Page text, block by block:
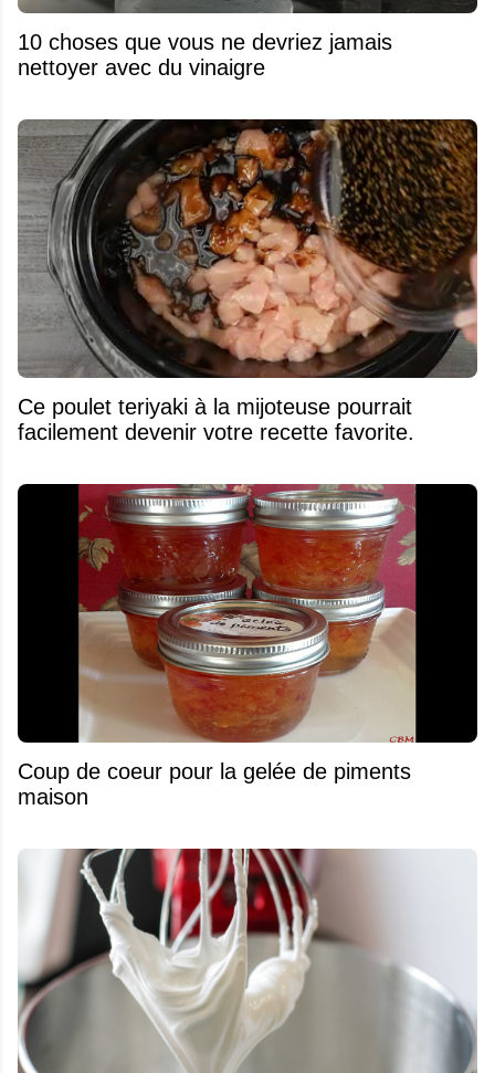
10 choses que vous ne devriez jamais
nettoyer avec du vinaigre
Ce poulet teriyaki à la mijoteuse pourrait
facilement devenir votre recette favorite.
Coup de coeur pour la gelée de piments
maison